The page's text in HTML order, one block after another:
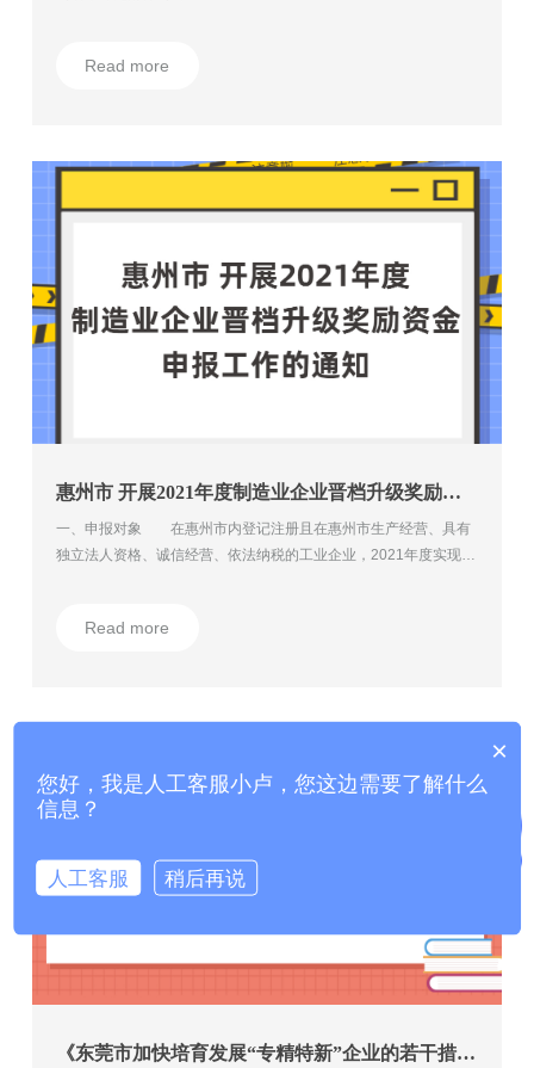
Read more
惠州市 开展2021年度制造业企业晋档升级奖励资金申报工作的通知
一、申报对象 在惠州市内登记注册且在惠州市生产经营、具有
独立法人资格、诚信经营、依法纳税的工业企业，2021年度实现工
Read more
《东莞市加快培育发展“专精特新”企业的若干措施》
×
您好，我是人工客服小卢，您这边需要了解什么
信息？
人工客服 稍后再说